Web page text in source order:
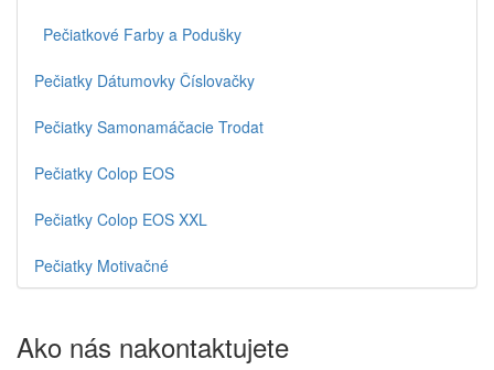
Pečiatkové Farby a Podušky
Pečiatky Dátumovky Číslovačky
Pečiatky Samonamáčacie Trodat
Pečiatky Colop EOS
Pečiatky Colop EOS XXL
Pečiatky Motivačné
Ako nás nakontaktujete